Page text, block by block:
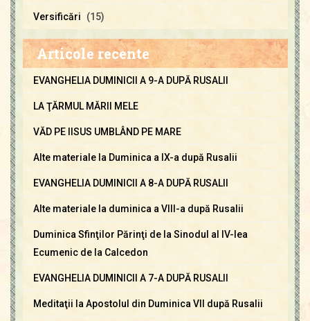
Versificări (15)
Articole recente
EVANGHELIA DUMINICII A 9-A DUPĂ RUSALII
LA ŢĂRMUL MĂRII MELE
VĂD PE IISUS UMBLÂND PE MARE
Alte materiale la Duminica a IX-a după Rusalii
EVANGHELIA DUMINICII A 8-A DUPĂ RUSALII
Alte materiale la duminica a VIII-a după Rusalii
Duminica Sfinţilor Părinţi de la Sinodul al IV-lea
Ecumenic de la Calcedon
EVANGHELIA DUMINICII A 7-A DUPĂ RUSALII
Meditaţii la Apostolul din Duminica VII după Rusalii